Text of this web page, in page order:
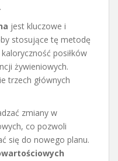
jest kluczowe i
stosujące tę metodę
posiłków
żywieniowych.
trzech głównych
zmiany w
co pozwoli
się do nowego planu.